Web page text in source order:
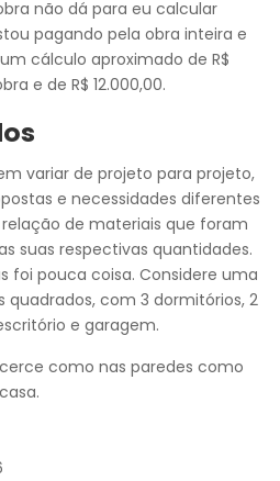
não dá para eu calcular
pagando pela obra inteira e
cálculo aproximado de R$
e de R$ 12.000,00.
variar de projeto para projeto,
e necessidades diferentes
de materiais que foram
suas respectivas quantidades.
foi pouca coisa. Considere uma
quadrados, com 3 dormitórios, 2
e garagem.
como nas paredes como